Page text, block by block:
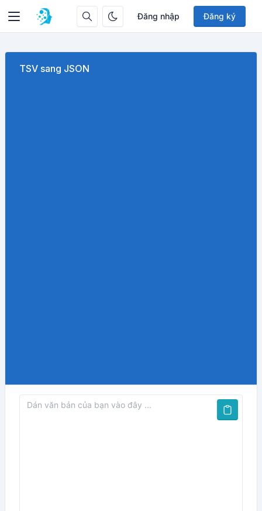
Đăng nhập Đăng ký
TSV sang JSON